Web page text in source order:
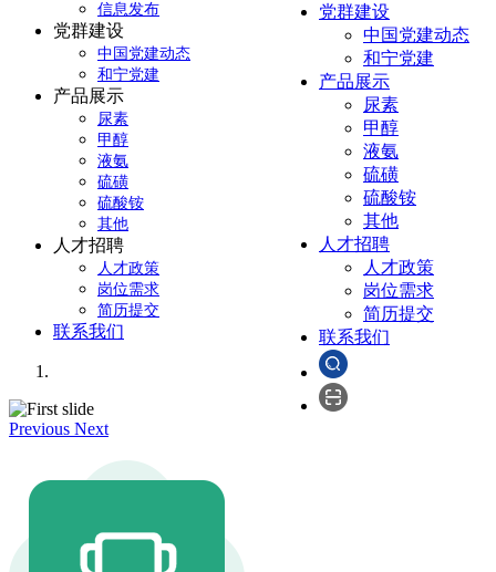
党群建设
中国党建动态
和宁党建
产品展示
尿素
甲醇
液氨
硫磺
硫酸铵
其他
人才招聘
人才政策
岗位需求
简历提交
联系我们
信息发布
党群建设
中国党建动态
和宁党建
产品展示
尿素
甲醇
液氨
硫磺
硫酸铵
其他
人才招聘
人才政策
岗位需求
简历提交
联系我们
Previous Next